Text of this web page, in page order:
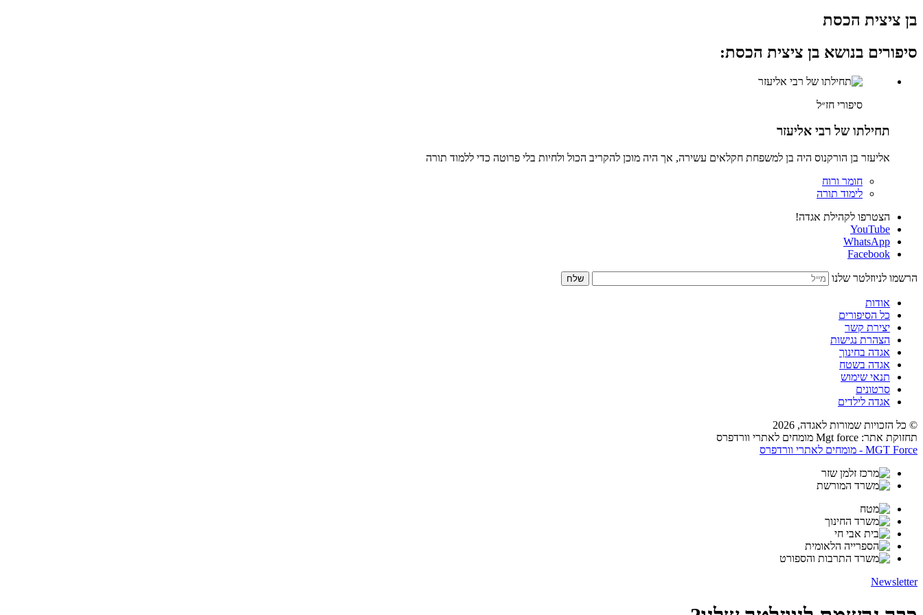
בן ציצית הכסת
סיפורים בנושא בן ציצית הכסת:
סיפורי חז״ל
תחילתו של רבי אליעזר
אליעזר בן הורקנוס היה בן למשפחת חקלאים עשירה, אך היה מוכן להקריב הכול ולחיות בלי פרוטה כדי ללמוד תורה
חומר ורוח
לימוד תורה
הצטרפו לקהילת אגדה!
YouTube
WhatsApp
Facebook
הרשמו לניוזלטר שלנו שלח
אודות
כל הסיפורים
יצירת קשר
הצהרת נגישות
אגדה בחינוך
אגדה בשטח
תנאי שימוש
סרטונים
אגדה לילדים
© כל הזכויות שמורות לאגדה, 2026
תחזוקת אתר: Mgt force מומחים לאתרי וורדפרס
MGT Force - מומחים לאתרי וורדפרס
Newsletter